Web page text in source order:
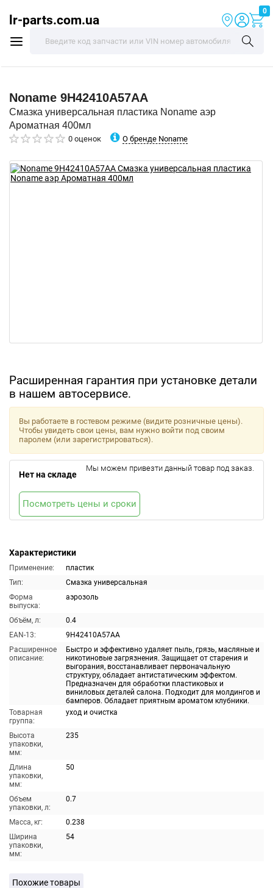
lr-parts.com.ua
0
Noname 9H42410A57AA
Смазка универсальная пластика Noname аэр
Ароматная 400мл
0 оценок О бренде Noname
Расширенная гарантия при установке детали
в нашем автосервисе.
Характеристики
Применение:
пластик
Тип:
Смазка универсальная
Форма
выпуска:
аэрозоль
Объём, л:
0.4
EAN-13:
9H42410A57AA
Расширенное
описание:
Быстро и эффективно удаляет пыль, грязь, масляные и
никотиновые загрязнения. Защищает от старения и
выгорания, восстанавливает первоначальную
структуру, обладает антистатическим эффектом.
Предназначен для обработки пластиковых и
виниловых деталей салона. Подходит для молдингов и
бамперов. Обладает приятным ароматом клубники.
Товарная
группа:
уход и очистка
Высота
упаковки,
мм:
235
Длина
упаковки,
мм:
50
Объем
упаковки, л:
0.7
Масса, кг:
0.238
Ширина
упаковки,
мм:
54
Вы работаете в гостевом режиме (видите розничные цены).
Чтобы увидеть свои цены, вам нужно войти под своим
паролем (или зарегистрироваться).
Нет на складе
Мы можем привезти данный товар под заказ.
Посмотреть цены и сроки
Похожие товары